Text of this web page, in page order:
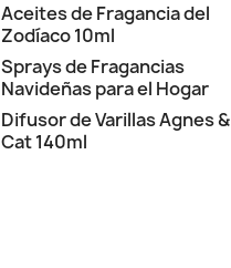
Aceites de Fragancia del
Zodíaco 10ml
Sprays de Fragancias
Navideñas para el Hogar
Difusor de Varillas Agnes &
Cat 140ml